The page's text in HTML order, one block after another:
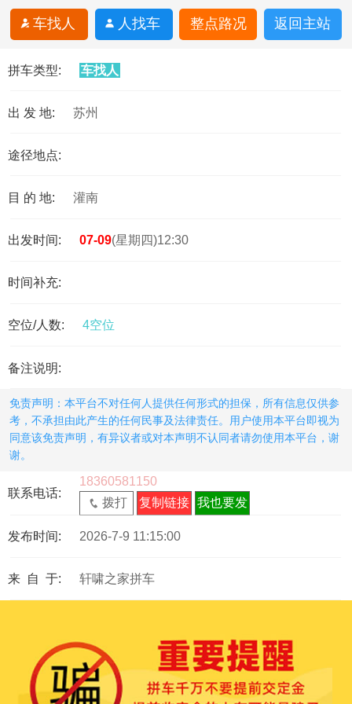
车找人 人找车 整点路况 返回主站
拼车类型: 车找人
出 发 地: 苏州
途径地点:
目 的 地: 灌南
出发时间: 07-09(星期四)12:30
时间补充:
空位/人数: 4空位
备注说明:
免责声明：本平台不对任何人提供任何形式的担保，所有信息仅供参
考，不承担由此产生的任何民事及法律责任。用户使用本平台即视为
同意该免责声明，有异议者或对本声明不认同者请勿使用本平台，谢
谢。
联系电话:
18360581150
拨打
复制链接 我也要发
发布时间: 2026-7-9 11:15:00
来 自 于: 轩啸之家拼车